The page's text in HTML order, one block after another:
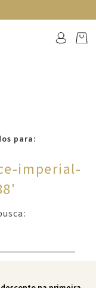
para:
imperial-
'